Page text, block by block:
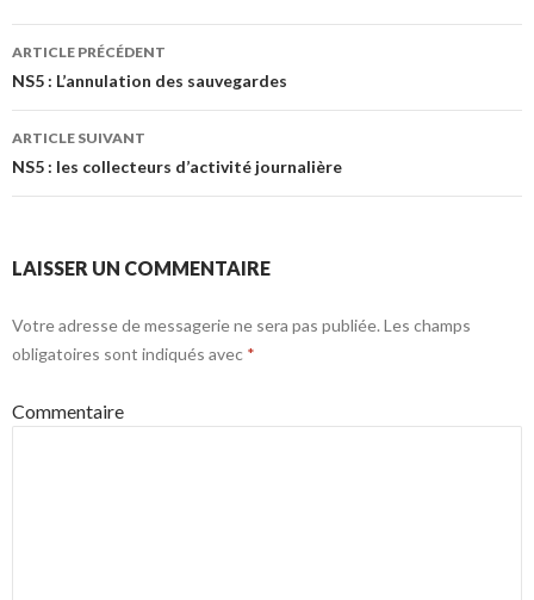
Navigation
des
articles
ARTICLE PRÉCÉDENT
NS5 : L’annulation des sauvegardes
ARTICLE SUIVANT
NS5 : les collecteurs d’activité journalière
LAISSER UN COMMENTAIRE
Votre adresse de messagerie ne sera pas publiée. Les champs
obligatoires sont indiqués avec *
Commentaire